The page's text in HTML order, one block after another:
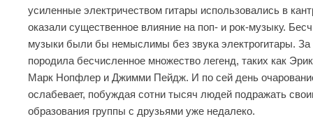
усиленные электричеством гитары использовались в
оказали существенное влияние на поп- и рок-музыку.
музыки были бы немыслимы без звука электрогитары. За
породила бесчисленное множество легенд, таких как
Марк Нопфлер и Джимми Пейдж. И по сей день
ослабевает, побуждая сотни тысяч людей подражать
образования группы с друзьями уже недалеко.